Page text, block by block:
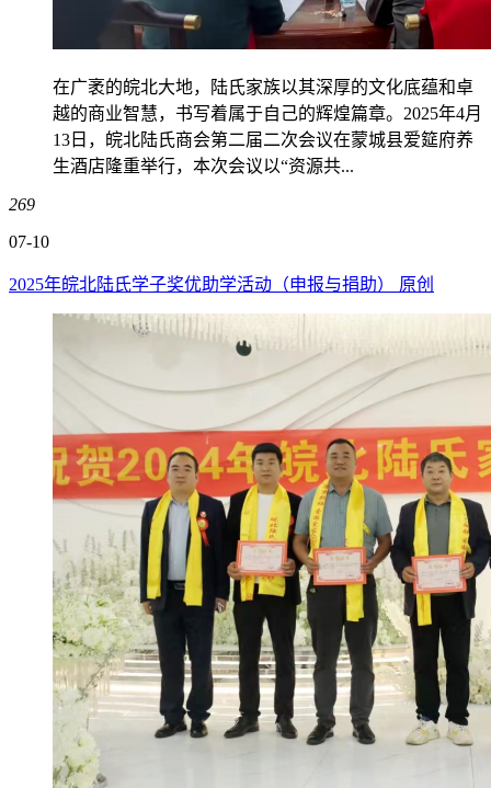
在广袤的皖北大地，陆氏家族以其深厚的文化底蕴和卓
越的商业智慧，书写着属于自己的辉煌篇章。2025年4月
13日，皖北陆氏商会第二届二次会议在蒙城县爱筵府养
生酒店隆重举行，本次会议以“资源共...
269
07-10
2025年皖北陆氏学子奖优助学活动（申报与捐助） 原创